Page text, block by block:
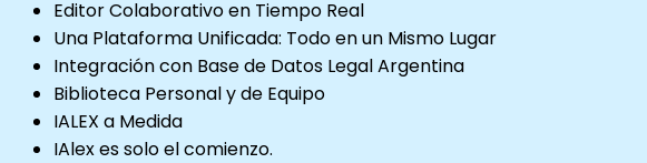
Editor Colaborativo en Tiempo Real
Una Plataforma Unificada: Todo en un Mismo Lugar
Integración con Base de Datos Legal Argentina
Biblioteca Personal y de Equipo
IALEX a Medida
IAlex es solo el comienzo.